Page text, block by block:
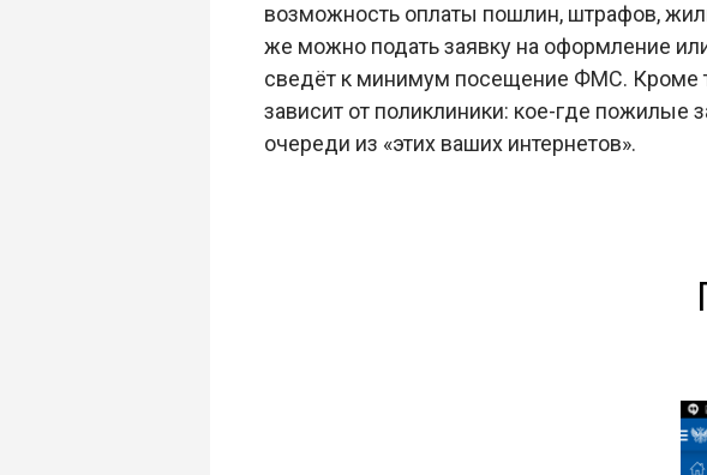
возможность оплаты пошлин, штрафов,
же можно подать заявку на оформление
сведёт к минимум посещение ФМС. Кроме
зависит от поликлиники: кое-где пожилые
очереди из «этих ваших интернетов».